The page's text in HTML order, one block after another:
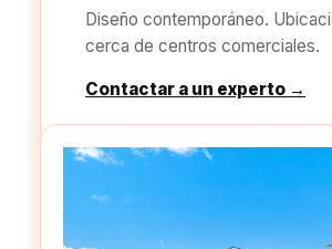
Diseño contemporáneo.
cerca de centros comerciales.
Contactar a un experto →